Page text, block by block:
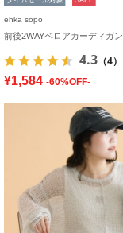
ehka sopo
前後2WAYベロアカーディガン
4.3 （4）
¥1,584 -60%OFF-